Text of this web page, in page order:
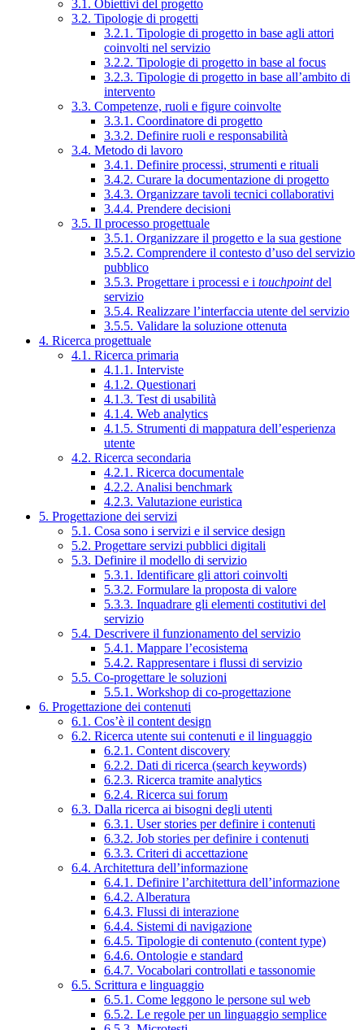
3.1. Obiettivi del progetto
3.2. Tipologie di progetti
3.2.1. Tipologie di progetto in base agli attori
coinvolti nel servizio
3.2.2. Tipologie di progetto in base al focus
3.2.3. Tipologie di progetto in base all’ambito di
intervento
3.3. Competenze, ruoli e figure coinvolte
3.3.1. Coordinatore di progetto
3.3.2. Definire ruoli e responsabilità
3.4. Metodo di lavoro
3.4.1. Definire processi, strumenti e rituali
3.4.2. Curare la documentazione di progetto
3.4.3. Organizzare tavoli tecnici collaborativi
3.4.4. Prendere decisioni
3.5. Il processo progettuale
3.5.1. Organizzare il progetto e la sua gestione
3.5.2. Comprendere il contesto d’uso del servizio
pubblico
3.5.3. Progettare i processi e i touchpointdel
servizio
3.5.4. Realizzare l’interfaccia utente del servizio
3.5.5. Validare la soluzione ottenuta
4. Ricerca progettuale
4.1. Ricerca primaria
4.1.1. Interviste
4.1.2. Questionari
4.1.3. Test di usabilità
4.1.4. Web analytics
4.1.5. Strumenti di mappatura dell’esperienza
utente
4.2. Ricerca secondaria
4.2.1. Ricerca documentale
4.2.2. Analisi benchmark
4.2.3. Valutazione euristica
5. Progettazione dei servizi
5.1. Cosa sono i servizi e il service design
5.2. Progettare servizi pubblici digitali
5.3. Definire il modello di servizio
5.3.1. Identificare gli attori coinvolti
5.3.2. Formulare la proposta di valore
5.3.3. Inquadrare gli elementi costitutivi del
servizio
5.4. Descrivere il funzionamento del servizio
5.4.1. Mappare l’ecosistema
5.4.2. Rappresentare i flussi di servizio
5.5. Co-progettare le soluzioni
5.5.1. Workshop di co-progettazione
6. Progettazione dei contenuti
6.1. Cos’è il content design
6.2. Ricerca utente sui contenuti e il linguaggio
6.2.1. Content discovery
6.2.2. Dati di ricerca (search keywords)
6.2.3. Ricerca tramite analytics
6.2.4. Ricerca sui forum
6.3. Dalla ricerca ai bisogni degli utenti
6.3.1. User stories per definire i contenuti
6.3.2. Job stories per definire i contenuti
6.3.3. Criteri di accettazione
6.4. Architettura dell’informazione
6.4.1. Definire l’architettura dell’informazione
6.4.2. Alberatura
6.4.3. Flussi di interazione
6.4.4. Sistemi di navigazione
6.4.5. Tipologie di contenuto (content type)
6.4.6. Ontologie e standard
6.4.7. Vocabolari controllati e tassonomie
6.5. Scrittura e linguaggio
6.5.1. Come leggono le persone sul web
6.5.2. Le regole per un linguaggio semplice